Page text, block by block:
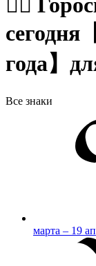
🧙‍♀️
сегодня
года】
Все знаки
марта – 19